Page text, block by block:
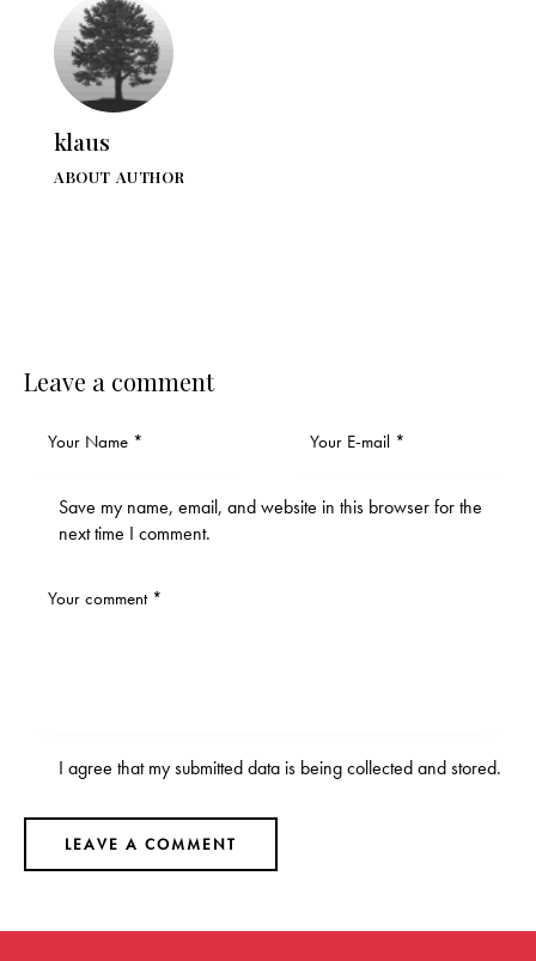
klaus
ABOUT AUTHOR
Leave a comment
Save my name, email, and website in this browser for the
next time I comment.
I agree that my submitted data is beingcollected and stored.